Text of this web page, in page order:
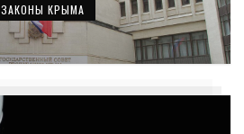
ЗАКОНЫ КРЫМА